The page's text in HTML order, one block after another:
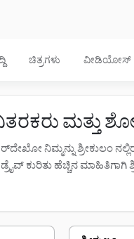
ಚಿತ್ರಗಳು ವೀಡಿಯೋಸ್
ಮತ್ತು
ನಿಮ್ಮನ್ನು ಶ್ರೀಕುಲಂ
ಕುರಿತು ಹೆಚ್ಚಿನ ಮಾಹಿತಿಗಾಗಿ